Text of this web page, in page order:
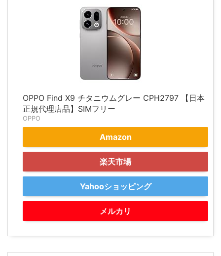
OPPO Find X9 チタニウムグレー CPH2797 【日本
正規代理店品】SIMフリー
OPPO
Amazon
楽天市場
Yahooショッピング
メルカリ